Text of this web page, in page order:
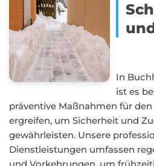
In
ist es
präventive Maßnahmen für
ergreifen, um Sicherheit und
gewährleisten. Unsere
Dienstleistungen umfassen